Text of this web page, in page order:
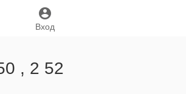
Вход
, 2 52